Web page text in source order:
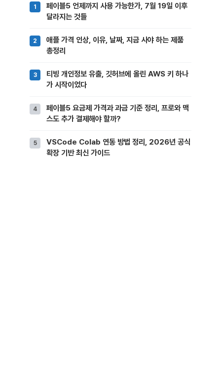
페이블5 언제까지 사용 가능한가, 7월 19일 이후
달라지는 것들
애플 가격 인상, 이유, 날짜, 지금 사야 하는 제품
총정리
티빙 개인정보 유출, 깃허브에 올린 AWS 키 하나
가 시작이었다
페이블5 요금제 가격과 과금 기준 정리, 프로와 맥
스도 추가 결제해야 할까?
VSCode Colab 연동 방법 정리, 2026년 공식
확장 기반 최신 가이드